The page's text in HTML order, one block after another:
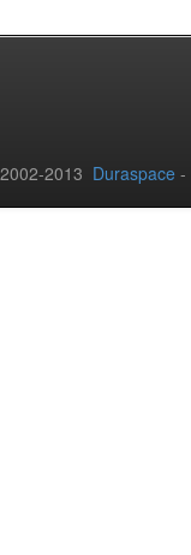
2013 Duraspace -